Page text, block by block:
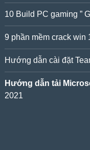
10 Build PC gaming ”
9 phần mềm crack win
Hướng dẫn cài đặt
Hướng dẫn tải
2021